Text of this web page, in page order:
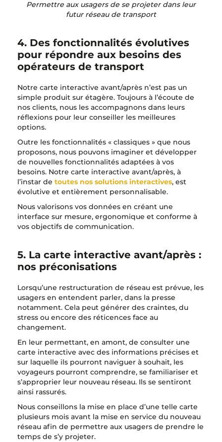
Permettre aux usagers de se projeter dans leur
futur réseau de transport
4. Des fonctionnalités évolutives
pour répondre aux besoins des
opérateurs de transport
Notre carte interactive avant/après n’est pas un
simple produit sur étagère. Toujours à l’écoute de
nos clients, nous les accompagnons dans leurs
réflexions pour leur conseiller les meilleures
options.
Outre les fonctionnalités « classiques » que nous
proposons, nous pouvons imaginer et développer
de nouvelles fonctionnalités adaptées à vos
besoins. Notre carte interactive avant/après, à
l’instar de toutes nos solutions interactives, est
évolutive et entièrement personnalisable.
Nous valorisons vos données en créant une
interface sur mesure, ergonomique et conforme à
vos objectifs de communication.
5. La carte interactive avant/après :
nos préconisations
Lorsqu’une restructuration de réseau est prévue, les
usagers en entendent parler, dans la presse
notamment. Cela peut générer des craintes, du
stress ou encore des réticences face au
changement.
En leur permettant, en amont, de consulter une
carte interactive avec des informations précises et
sur laquelle ils pourront naviguer à souhait, les
voyageurs pourront comprendre, se familiariser et
s’approprier leur nouveau réseau. Ils se sentiront
ainsi rassurés.
Nous conseillons la mise en place d’une telle carte
plusieurs mois avant la mise en service du nouveau
réseau afin de permettre aux usagers de prendre le
temps de s’y projeter.